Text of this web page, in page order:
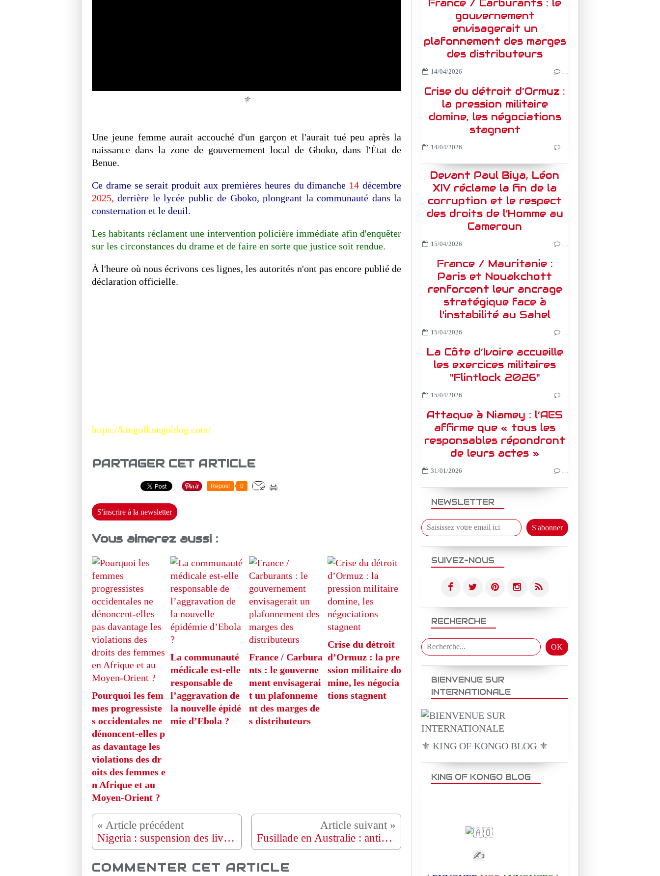
⚜️
Une jeune femme aurait accouché d'un garçon et l'aurait tué peu après la
naissance dans la zone de gouvernement local de Gboko, dans l'État de
Benue.
Ce drame se serait produit aux premières heures du dimanche 14 décembre
2025, derrière le lycée public de Gboko, plongeant la communauté dans la
consternation et le deuil.
Les habitants réclament une intervention policière immédiate afin d'enquêter
sur les circonstances du drame et de faire en sorte que justice soit rendue.
À l'heure où nous écrivons ces lignes, les autorités n'ont pas encore publié de
déclaration officielle.
https://kingofkongoblog.com/
PARTAGER CET ARTICLE
Repost 0
S'inscrire à la newsletter
Vous aimerez aussi :
Pourquoi les fem
mes progressiste
s occidentales ne
dénoncent-elles p
as davantage les
violations des dr
oits des femmes e
n Afrique et au
Moyen-Orient ?
La communauté
médicale est-elle
responsable de
l’aggravation de
la nouvelle épidé
mie d’Ebola ?
France / Carbura
nts : le gouverne
ment envisagerai
t un plafonneme
nt des marges de
s distributeurs
Crise du détroit
d’Ormuz : la pre
ssion militaire do
mine, les négocia
tions stagnent
Nigeria : suspension des lives TikTok après la multiplication de contenus à caractères sexuels Fusillade en Australie : antisémitisme, victimes et réactions des autorités
COMMENTER CET ARTICLE
NEWSLETTER
SUIVEZ-NOUS
RECHERCHE
BIENVENUE SUR
INTERNATIONALE
⚜️ KING OF KONGO BLOG ⚜️
France / Carburants : le
gouvernement
envisagerait un
plafonnement des marges
des distributeurs
14/04/2026 …
Crise du détroit d’Ormuz :
la pression militaire
domine, les négociations
stagnent
14/04/2026 …
Devant Paul Biya, Léon
XIV réclame la fin de la
corruption et le respect
des droits de l'Homme au
Cameroun
15/04/2026 …
France / Mauritanie :
Paris et Nouakchott
renforcent leur ancrage
stratégique face à
l'instabilité au Sahel
15/04/2026 …
La Côte d’Ivoire accueille
les exercices militaires
"Flintlock 2026"
15/04/2026 …
Attaque à Niamey : l’AES
affirme que « tous les
responsables répondront
de leurs actes »
31/01/2026 …
KING OF KONGO BLOG
✍